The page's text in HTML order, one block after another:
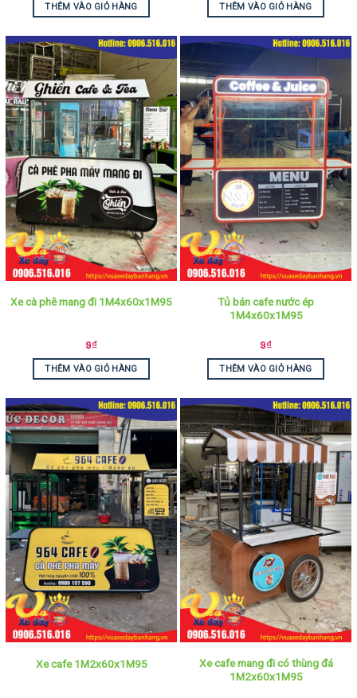
THÊM VÀO GIỎ HÀNG THÊM VÀO GIỎ HÀNG
Xe cà phê mang đi 1M4x60x1M95
9₫
THÊM VÀO GIỎ HÀNG
Tủ bán cafe nước ép
1M4x60x1M95
9₫
THÊM VÀO GIỎ HÀNG
Xe cafe 1M2x60x1M95
Xe cafe mang đi có thùng đá
1M2x60x1M95